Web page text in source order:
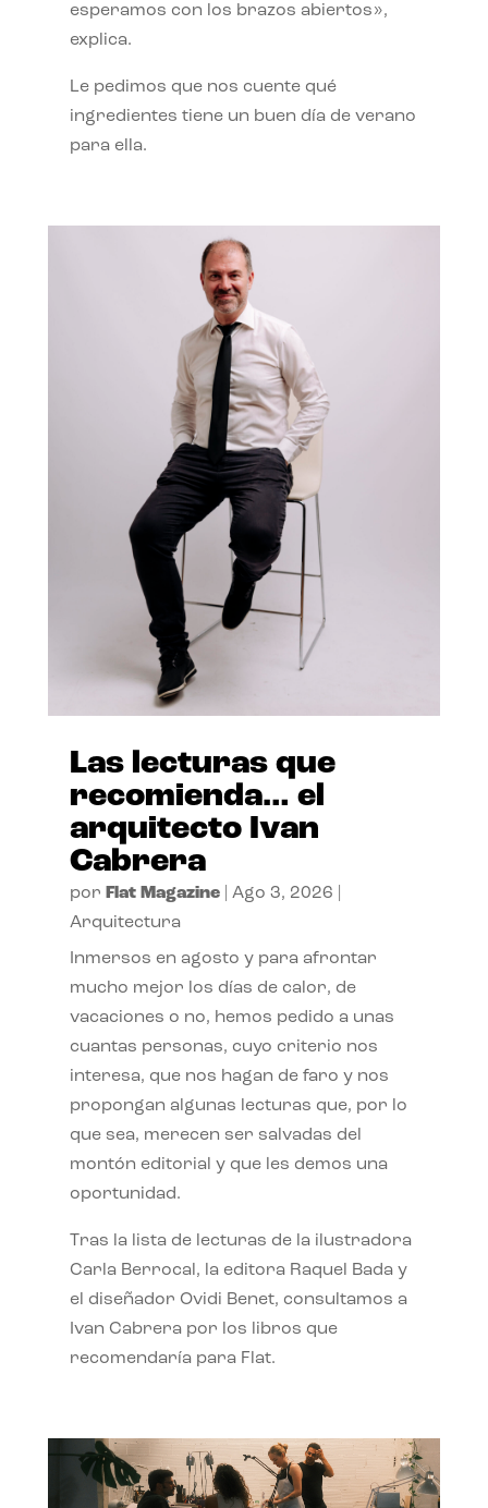
esperamos con los brazos abiertos»,
explica.
Le pedimos que nos cuente qué
ingredientes tiene un buen día de verano
para ella.
Las lecturas que
recomienda… el
arquitecto Ivan
Cabrera
por Flat Magazine| Ago 3, 2026
Arquitectura
Inmersos en agosto y para afrontar
mucho mejor los días de calor, de
vacaciones o no, hemos pedido a unas
cuantas personas, cuyo criterio nos
interesa, que nos hagan de faro y nos
propongan algunas lecturas que, por lo
que sea, merecen ser salvadas del
montón editorial y que les demos una
oportunidad.
Tras la lista de lecturas de la ilustradora
Carla Berrocal, la editora Raquel Bada y
el diseñador Ovidi Benet, consultamos a
Ivan Cabrera por los libros que
recomendaría para Flat.